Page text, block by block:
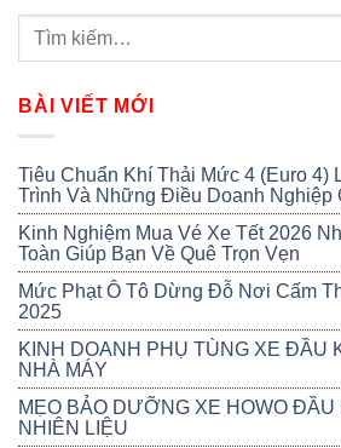
BÀI VIẾT MỚI
Tiêu Chuẩn Khí Thải Mức 4 (Euro 4)
Trình Và Những Điều Doanh Nghiệp
Kinh Nghiệm Mua Vé Xe Tết 2026
Toàn Giúp Bạn Về Quê Trọn Vẹn
Mức Phạt Ô Tô Dừng Đỗ Nơi Cấm
2025
KINH DOANH PHỤ TÙNG XE ĐẦU
NHÀ MÁY
MẸO BẢO DƯỠNG XE HOWO ĐẦU
NHIÊN LIỆU